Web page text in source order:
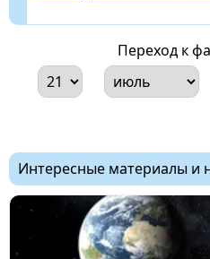
Переход к
Интересные материалы и